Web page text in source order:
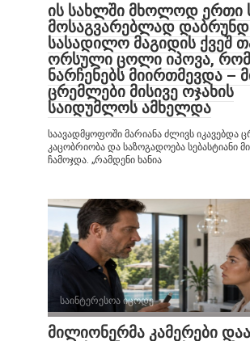
ის სახლში მხოლოდ ერთი
მოსაგვარებლად
სასადილო მაგიდის ქვეშ
ორსული ცოლი იპოვა,
ნარჩენებს მიირთმევდა –
ცრემლები მისივე ოჯახის
საიდუმლოს ამხელდა
საავადმყოფოში მარიანა ძლივს იკავებდა
კაცობრიობა და საზოგადოება სებასტიანი
ჩამოჯდა. „რამდენი ხანია
საინტერესოა იცოდე
მილიონერმა კამერები